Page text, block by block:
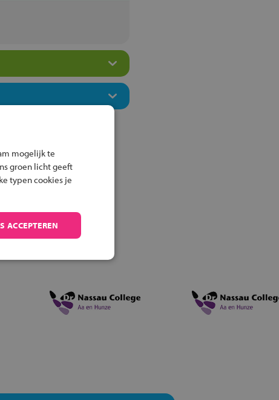
mogelijk te
groen licht geeft
typen cookies je
ACCEPTEREN